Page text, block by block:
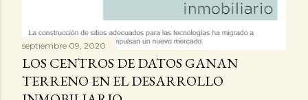
a
s
septiembre 09, 2020
LOS CENTROS DE DATOS GANAN
TERRENO EN EL DESARROLLO